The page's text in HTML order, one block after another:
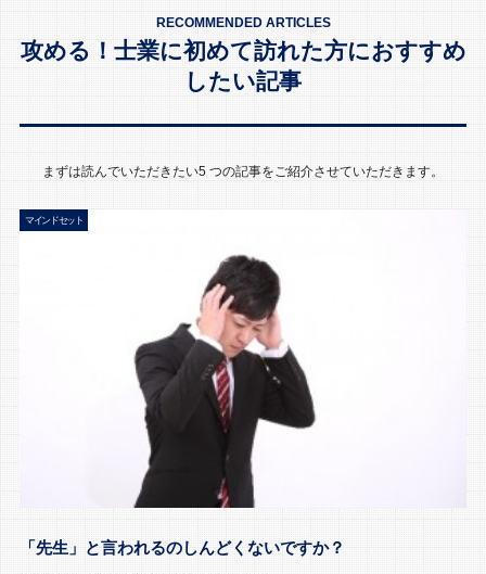
RECOMMENDED ARTICLES
攻める！士業に初めて訪れた方におすすめ
したい記事
まずは読んでいただきたい5 つの記事をご紹介させていただきます。
マインドセット
「先生」と言われるのしんどくないですか？